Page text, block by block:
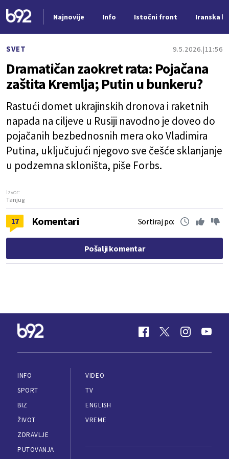
Najnovije Info Istočni front Iranska
SVET 9.5.2026. 11:56
Dramatičan zaokret rata: Pojačana
zaštita Kremlja; Putin u bunkeru?
Rastući domet ukrajinskih dronova i raketnih
napada na ciljeve u Rusiji navodno je doveo do
pojačanih bezbednosnih mera oko Vladimira
Putina, uključujući njegovo sve češće sklanjanje
u podzemna skloništa, piše Forbs.
Izvor:
Tanjug
17 Komentari Sortiraj po:
Pošalji komentar
INFO
SPORT
BIZ
ŽIVOT
ZDRAVLJE
PUTOVANJA
VIDEO
TV
ENGLISH
VREME